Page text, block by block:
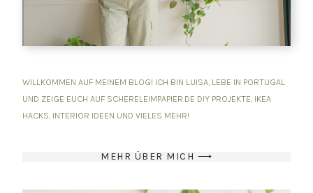
WILLKOMMEN AUF MEINEM BLOG! ICH BIN LUISA, LEBE IN PORTUGAL
UND ZEIGE EUCH AUF SCHERELEIMPAPIER.DE DIY PROJEKTE, IKEA
HACKS, INTERIOR IDEEN UND VIELES MEHR!
MEHR ÜBER MICH ⟶